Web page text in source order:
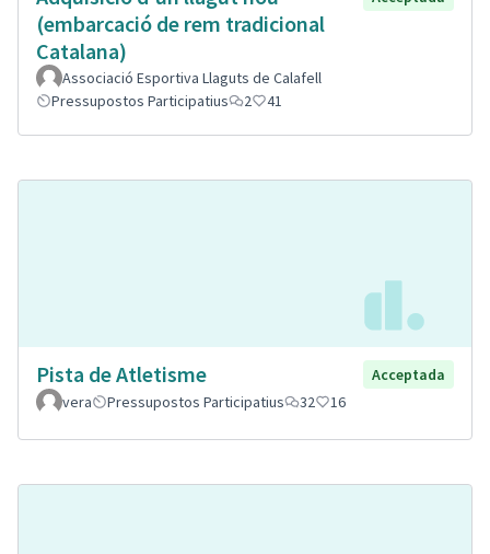
(embarcació de rem tradicional
Catalana)
Associació Esportiva Llaguts de Calafell
Pressupostos Participatius
2 41
Pista de Atletisme
Acceptada
vera
Pressupostos Participatius 32 16